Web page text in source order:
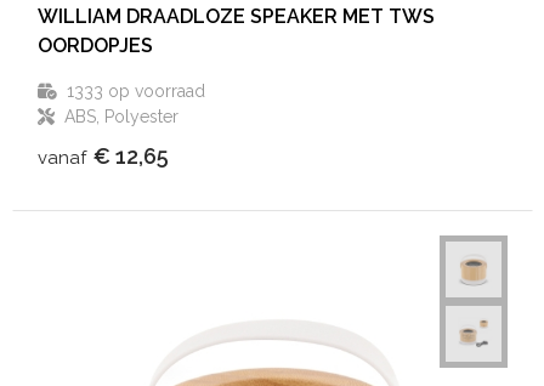
WILLIAM DRAADLOZE SPEAKER MET TWS
OORDOPJES
1333 op voorraad
ABS, Polyester
vanaf € 12,65